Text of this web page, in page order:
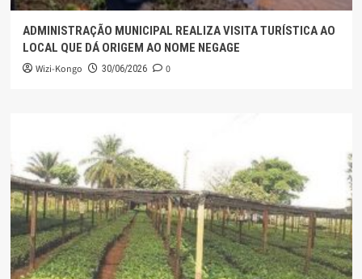
ADMINISTRAÇÃO MUNICIPAL REALIZA VISITA TURÍSTICA AO
LOCAL QUE DÁ ORIGEM AO NOME NEGAGE
Wizi-Kongo 30/06/2026 0